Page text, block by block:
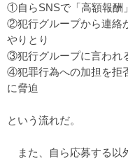
①自らSNSで「高額報酬
②犯行グループから連絡
やりとり
③犯行グループに言われ
④犯罪行為への加担を拒
に脅迫
という流れだ。
また、自ら応募する以